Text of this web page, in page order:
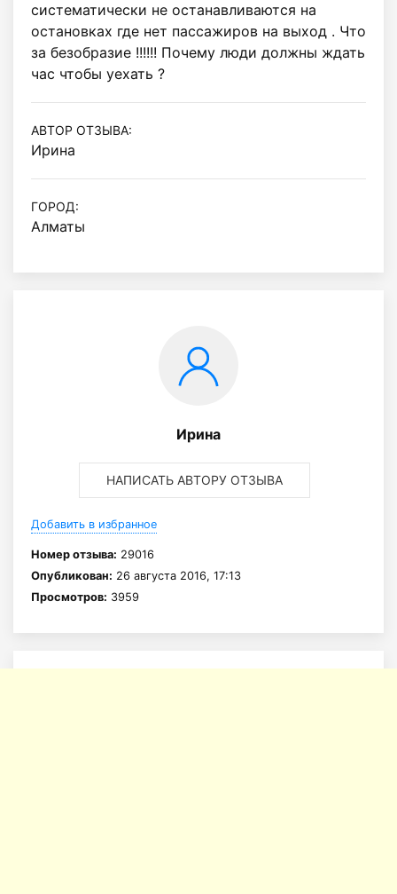
систематически не останавливаются на
остановках где нет пассажиров на выход . Что
за безобразие !!!!!! Почему люди должны ждать
час чтобы уехать ?
АВТОР ОТЗЫВА:
Ирина
ГОРОД:
Алматы
Ирина
НАПИСАТЬ АВТОРУ ОТЗЫВА
Добавить в избранное
Номер отзыва: 29016
Опубликован: 26 августа 2016, 17:13
Просмотров: 3959